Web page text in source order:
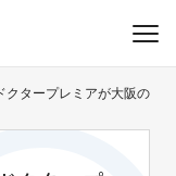
クタープレミアが大阪のル